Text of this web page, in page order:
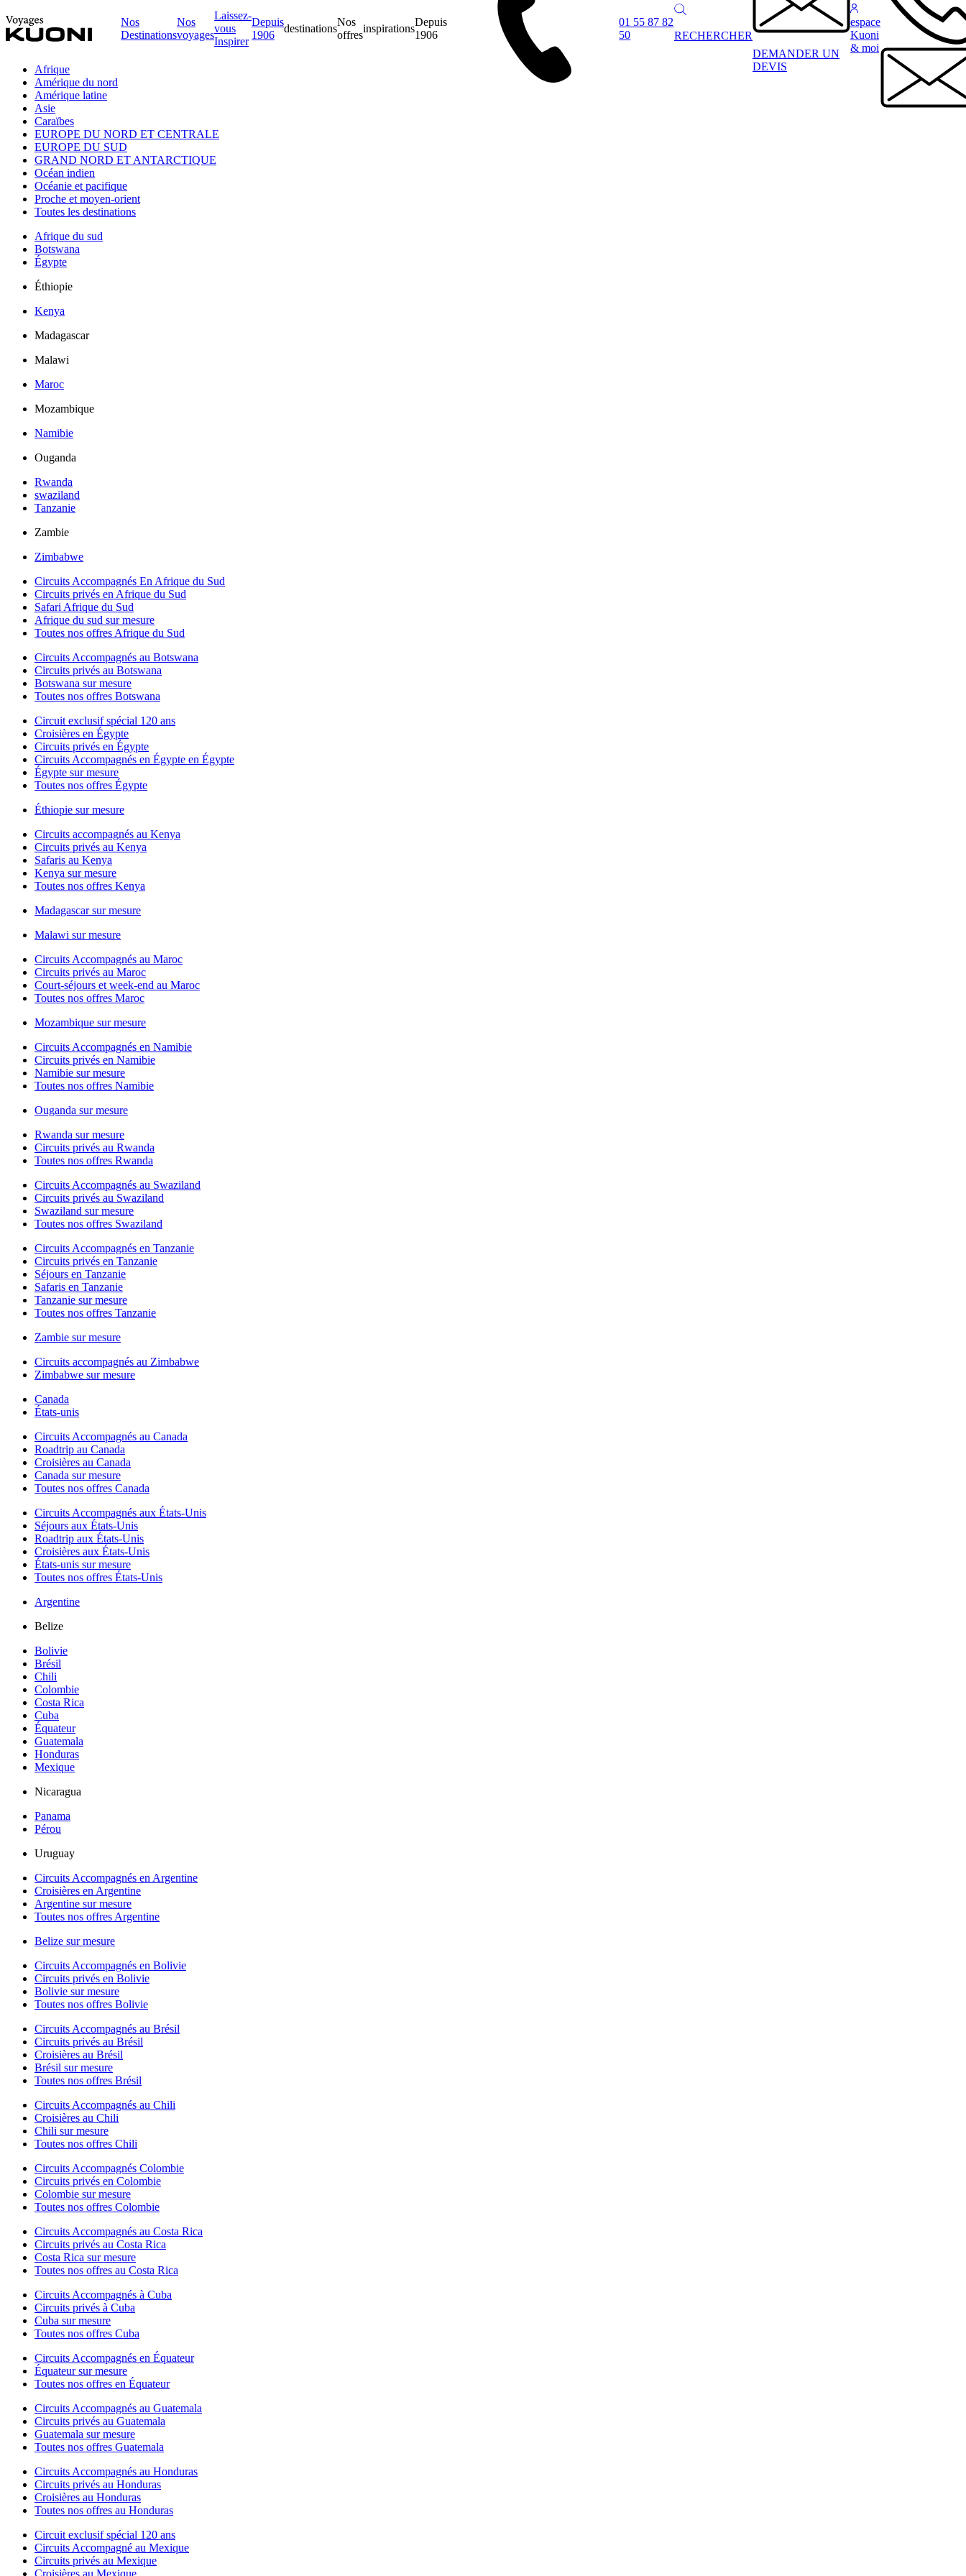
Nos
Destinations
Nos
voyages
Laissez-
vous
Inspirer
Depuis
1906
destinations
Nos
offres
inspirations
Depuis
1906
01 55 87 82
50
RECHERCHER
DEMANDER UN
DEVIS
espace
Kuoni
& moi
Afrique
Amérique du nord
Amérique latine
Asie
Caraïbes
EUROPE DU NORD ET CENTRALE
EUROPE DU SUD
GRAND NORD ET ANTARCTIQUE
Océan indien
Océanie et pacifique
Proche et moyen-orient
Toutes les destinations
Afrique du sud
Botswana
Égypte
Éthiopie
Kenya
Madagascar
Malawi
Maroc
Mozambique
Namibie
Ouganda
Rwanda
swaziland
Tanzanie
Zambie
Zimbabwe
Circuits Accompagnés En Afrique du Sud
Circuits privés en Afrique du Sud
Safari Afrique du Sud
Afrique du sud sur mesure
Toutes nos offres Afrique du Sud
Circuits Accompagnés au Botswana
Circuits privés au Botswana
Botswana sur mesure
Toutes nos offres Botswana
Circuit exclusif spécial 120 ans
Croisières en Égypte
Circuits privés en Égypte
Circuits Accompagnés en Égypte en Égypte
Égypte sur mesure
Toutes nos offres Égypte
Éthiopie sur mesure
Circuits accompagnés au Kenya
Circuits privés au Kenya
Safaris au Kenya
Kenya sur mesure
Toutes nos offres Kenya
Madagascar sur mesure
Malawi sur mesure
Circuits Accompagnés au Maroc
Circuits privés au Maroc
Court-séjours et week-end au Maroc
Toutes nos offres Maroc
Mozambique sur mesure
Circuits Accompagnés en Namibie
Circuits privés en Namibie
Namibie sur mesure
Toutes nos offres Namibie
Ouganda sur mesure
Rwanda sur mesure
Circuits privés au Rwanda
Toutes nos offres Rwanda
Circuits Accompagnés au Swaziland
Circuits privés au Swaziland
Swaziland sur mesure
Toutes nos offres Swaziland
Circuits Accompagnés en Tanzanie
Circuits privés en Tanzanie
Séjours en Tanzanie
Safaris en Tanzanie
Tanzanie sur mesure
Toutes nos offres Tanzanie
Zambie sur mesure
Circuits accompagnés au Zimbabwe
Zimbabwe sur mesure
Canada
États-unis
Circuits Accompagnés au Canada
Roadtrip au Canada
Croisières au Canada
Canada sur mesure
Toutes nos offres Canada
Circuits Accompagnés aux États-Unis
Séjours aux États-Unis
Roadtrip aux États-Unis
Croisières aux États-Unis
États-unis sur mesure
Toutes nos offres États-Unis
Argentine
Belize
Bolivie
Brésil
Chili
Colombie
Costa Rica
Cuba
Équateur
Guatemala
Honduras
Mexique
Nicaragua
Panama
Pérou
Uruguay
Circuits Accompagnés en Argentine
Croisières en Argentine
Argentine sur mesure
Toutes nos offres Argentine
Belize sur mesure
Circuits Accompagnés en Bolivie
Circuits privés en Bolivie
Bolivie sur mesure
Toutes nos offres Bolivie
Circuits Accompagnés au Brésil
Circuits privés au Brésil
Croisières au Brésil
Brésil sur mesure
Toutes nos offres Brésil
Circuits Accompagnés au Chili
Croisières au Chili
Chili sur mesure
Toutes nos offres Chili
Circuits Accompagnés Colombie
Circuits privés en Colombie
Colombie sur mesure
Toutes nos offres Colombie
Circuits Accompagnés au Costa Rica
Circuits privés au Costa Rica
Costa Rica sur mesure
Toutes nos offres au Costa Rica
Circuits Accompagnés à Cuba
Circuits privés à Cuba
Cuba sur mesure
Toutes nos offres Cuba
Circuits Accompagnés en Équateur
Équateur sur mesure
Toutes nos offres en Équateur
Circuits Accompagnés au Guatemala
Circuits privés au Guatemala
Guatemala sur mesure
Toutes nos offres Guatemala
Circuits Accompagnés au Honduras
Circuits privés au Honduras
Croisières au Honduras
Toutes nos offres au Honduras
Circuit exclusif spécial 120 ans
Circuits Accompagné au Mexique
Circuits privés au Mexique
Croisières au Mexique